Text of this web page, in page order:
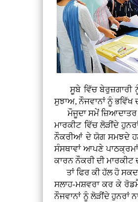
ਸੂਬੇ ਵਿੱਚ ਬੇਰੁਜ਼ਗਾਰੀ ਨੂੰ
ਸੁਝਾਅ, ਨੌਜਵਾਨਾਂ ਨੂੰ
ਮੌਜੂਦਾ ਸਮੇਂ ਜ਼ਿਆਦਾਤਰ
ਮਾਰਕੀਟ ਵਿੱਚ ਲੋੜੀਂਦੇ
ਨੌਕਰੀਆਂ ਦੇ ਯੋਗ ਸਮਝਦੇ
ਸੰਸਥਾਵਾਂ ਆਪਣੇ
ਕਾਰਨ ਨੌਕਰੀ ਦੀ ਮਾਰਕੀਟ
ਤਾਂ ਫਿਰ ਕੀ ਹੱਲ ਹੋ
ਸਲਾਹ-ਮਸ਼ਵਰਾ ਕਰ ਕੇ
ਨੌਜਵਾਨਾਂ ਨੂੰ ਲੋੜੀਂਦੇ